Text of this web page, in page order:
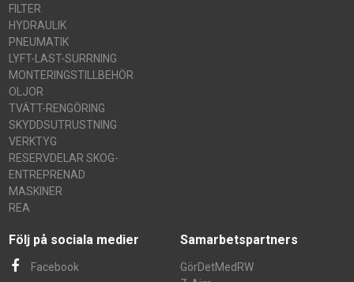
FILTER
HYDRAULIK
PNEUMATIK
LYFT-LAST-SURRNING
MONTERINGSTILLBEHÖR
OLJOR
TVÄTT-RENGÖRING
SKYDDSUTRUSTNING
VERKTYG
RESERVDELAR SKOG-
ENTREPRENAD
MASKINER
REA
Följ på sociala medier
Facebook
Samarbetspartners
GörDetMedRW